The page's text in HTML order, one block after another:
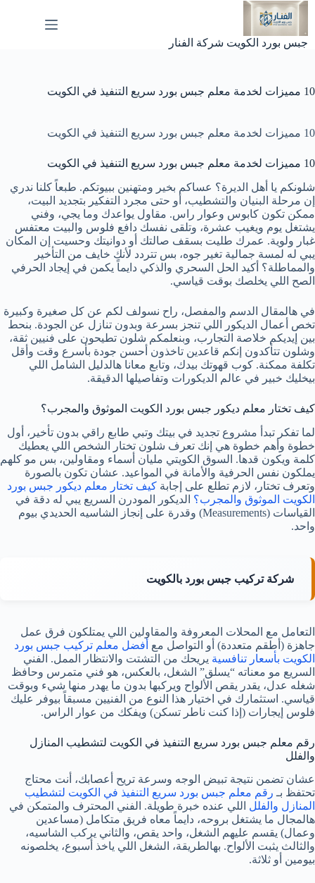
التجاوز
المحتوى
جبس بورد الكويت شركة الفنار
10 مميزات لخدمة معلم جبس بورد سريع التنفيذ في الكويت
10 مميزات لخدمة معلم جبس بورد سريع التنفيذ في الكويت
10 مميزات لخدمة معلم جبس بورد سريع التنفيذ في الكويت
شلونكم يا أهل الديرة؟ عساكم بخير ومتهنين ببيوتكم. طبعاً كلنا ندري
إن مرحلة البنيان والتشطيب، أو حتى مجرد التفكير بتجديد البيت،
ممكن تكون كابوس وعوار راس. مقاول يواعدك وما يجي، وفني
يشتغل يوم ويغيب عشرة، وتلقى نفسك دافع فلوس والبيت معتفس
غبار ولوية. عمرك طليت بسقف صالتك أو دوانيتك وحسيت إن المكان
يبي له لمسة جمالية تغير جوه، بس تتردد لأنك خايف من التأخير
والمماطلة؟ أكيد الحل السحري والذكي دايماً يكمن في إيجاد الحرفي
الصح اللي يخلصك بوقت قياسي.
في هالمقال الدسم والمفصل، راح نسولف لكم عن كل صغيرة وكبيرة
تخص أعمال الديكور اللي تنجز بسرعة وبدون تنازل عن الجودة. بنحط
بين إيديكم خلاصة التجارب، وبنعلمكم شلون تطيحون على فنيين ثقة،
وشلون تتأكدون إنكم قاعدين تاخذون أحسن جودة بأسرع وقت وأقل
تكلفة ممكنة. كوب قهوتك بيدك، وتابع معانا هالدليل الشامل اللي
بيخليك خبير في عالم الديكورات وتفاصيلها الدقيقة.
كيف تختار معلم ديكور جبس بورد الكويت الموثوق والمجرب؟
لما تفكر تبدأ مشروع تجديد في بيتك وتبي طابع راقي بدون تأخير، أول
خطوة وأهم خطوة هي إنك تعرف شلون تختار الشخص اللي يعطيك
كلمة ويكون قدها. السوق الكويتي مليان أسماء ومقاولين، بس مو كلهم
يملكون نفس الحرفية والأمانة في المواعيد. عشان تكون بالصورة
وتعرف تختار، لازم تطلع على إجابة كيف تختار معلم ديكور جبس بورد
الكويت الموثوق والمجرب؟ الديكور المودرن السريع يبي له دقة في
القياسات (Measurements) وقدرة على إنجاز الشاسيه الحديدي بيوم
واحد.
شركة تركيب جبس بورد بالكويت
التعامل مع المحلات المعروفة والمقاولين اللي يمتلكون فرق عمل
جاهزة (أطقم متعددة) أو التواصل مع أفضل معلم تركيب جبس بورد
الكويت بأسعار تنافسية يريحك من التشتت والانتظار الممل. الفني
السريع مو معناته “يسلق” الشغل، بالعكس، هو فني متمرس وحافظ
شغله عدل، يقدر يقص الألواح ويركبها بدون ما يهدر منها شيء وبوقت
قياسي. استثمارك في اختيار هذا النوع من الفنيين مسبقاً بيوفر عليك
فلوس إيجارات (إذا كنت ناطر تسكن) ويفكك من عوار الراس.
رقم معلم جبس بورد سريع التنفيذ في الكويت لتشطيب المنازل
والفلل
عشان تضمن نتيجة تبيض الوجه وسرعة تريح أعصابك، أنت محتاج
تحتفظ بـ رقم معلم جبس بورد سريع التنفيذ في الكويت لتشطيب
المنازل والفلل اللي عنده خبرة طويلة. الفني المحترف والمتمكن في
هالمجال ما يشتغل بروحه، دايماً معاه فريق متكامل (مساعدين
وعمال) يقسم عليهم الشغل، واحد يقص، والثاني يركب الشاسيه،
والثالث يثبت الألواح. بهالطريقة، الشغل اللي ياخذ أسبوع، يخلصونه
بيومين أو ثلاثة.